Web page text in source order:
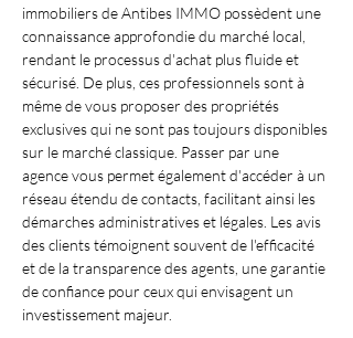
immobiliers de Antibes IMMO possèdent une
connaissance approfondie du marché local,
rendant le processus d'achat plus fluide et
sécurisé. De plus, ces professionnels sont à
même de vous proposer des propriétés
exclusives qui ne sont pas toujours disponibles
sur le marché classique. Passer par une
agence vous permet également d'accéder à un
réseau étendu de contacts, facilitant ainsi les
démarches administratives et légales. Les avis
des clients témoignent souvent de l'efficacité
et de la transparence des agents, une garantie
de confiance pour ceux qui envisagent un
investissement majeur.